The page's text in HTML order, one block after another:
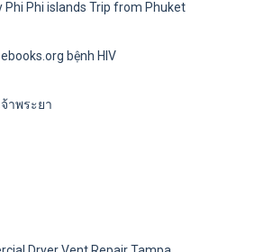
Phi Phi islands Trip from Phuket
bệnh HIV
จ้าพระยา